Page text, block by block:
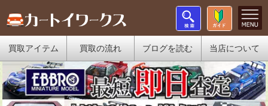
買取アイテム 買取の流れ ブログを読む 当店について